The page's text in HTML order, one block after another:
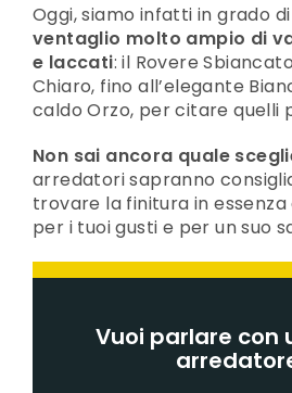
Oggi, siamo infatti in grado
ventaglio molto ampio di
e laccati: il Rovere
Chiaro, fino all’elegante
caldo Orzo, per citare quelli
Non sai ancora quale
arredatori sapranno
trovare la finitura in
per i tuoi gusti e per un suo
Vuoi parlare con